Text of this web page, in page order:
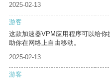
2025-02-13
游客
这款加速器VPM应用程序可以给
助你在网络上自由移动。
2025-02-13
游客